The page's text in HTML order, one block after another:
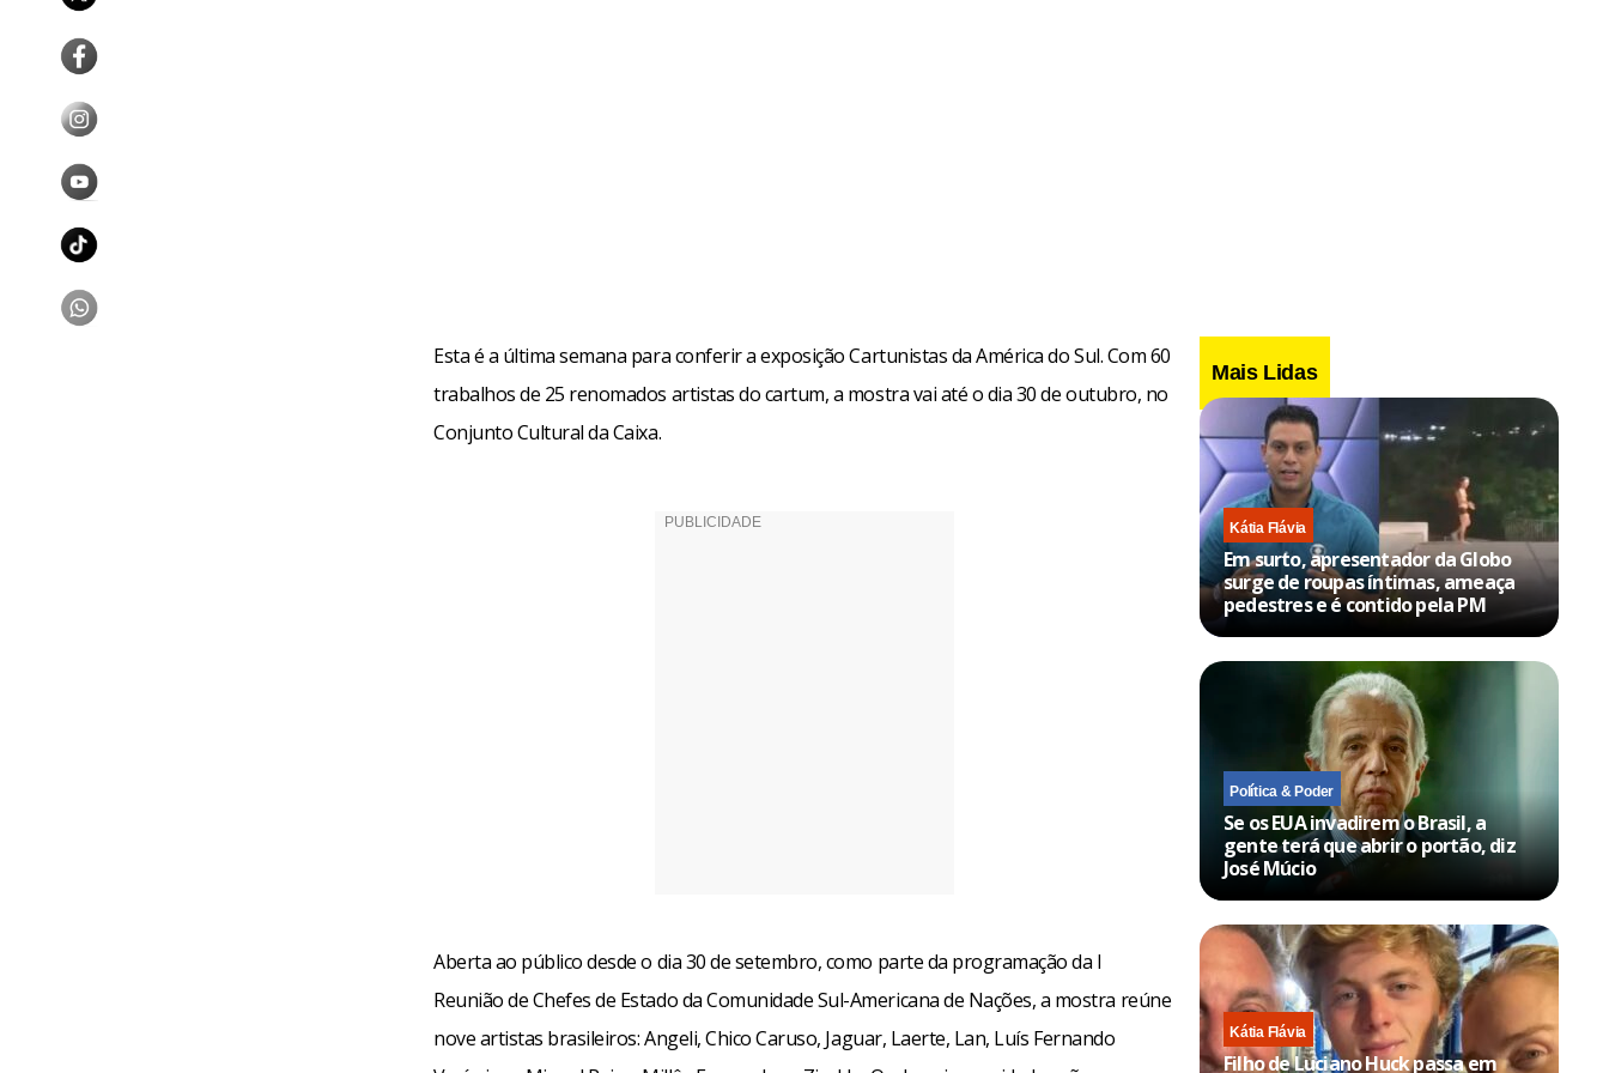
Esta é a última semana para conferir a exposição Cartunistas da América do Sul. Com 60
trabalhos de 25 renomados artistas do cartum, a mostra vai até o dia 30 de outubro, no
Conjunto Cultural da Caixa.
Aberta ao público desde o dia 30 de setembro, como parte da programação da I
Reunião de Chefes de Estado da Comunidade Sul-Americana de Nações, a mostra reúne
nove artistas brasileiros: Angeli, Chico Caruso, Jaguar, Laerte, Lan, Luís Fernando
Mais Lidas
Kátia Flávia
Em surto, apresentador da Globo
surge de roupas íntimas, ameaça
pedestres e é contido pela PM
Política & Poder
Se os EUA invadirem o Brasil, a
gente terá que abrir o portão, diz
José Múcio
Kátia Flávia
Filho de Luciano Huck passa em